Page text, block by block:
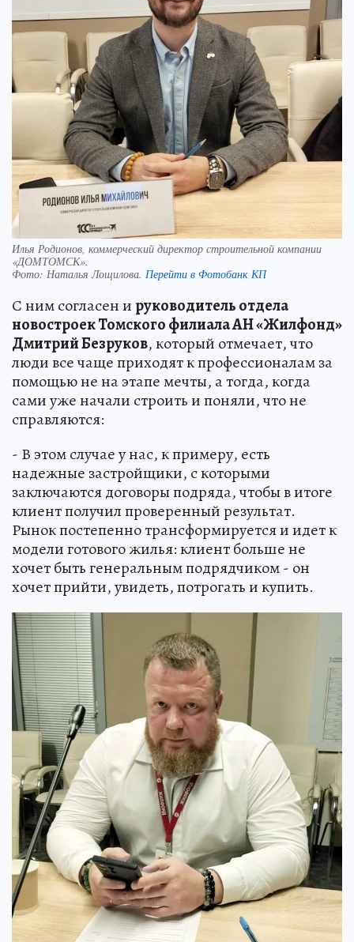
Илья Родионов, коммерческий директор строительной компании
«ДОМТОМСК».
Фото: Наталья Лощилова. Перейти в Фотобанк КП
С ним согласен ируководитель отдела
новостроек Томского филиала АН «Жилфонд»
Дмитрий Безруков, который отмечает, что
люди все чаще приходят к профессионалам за
помощью не на этапе мечты, а тогда, когда
сами уже начали строить и поняли, что не
справляются:
- В этом случае у нас, к примеру, есть
надежные застройщики, с которыми
заключаются договоры подряда, чтобы в итоге
клиент получил проверенный результат.
Рынок постепенно трансформируется и идет к
модели готового жилья: клиент больше не
хочет быть генеральным подрядчиком - он
хочет прийти, увидеть, потрогать и купить.